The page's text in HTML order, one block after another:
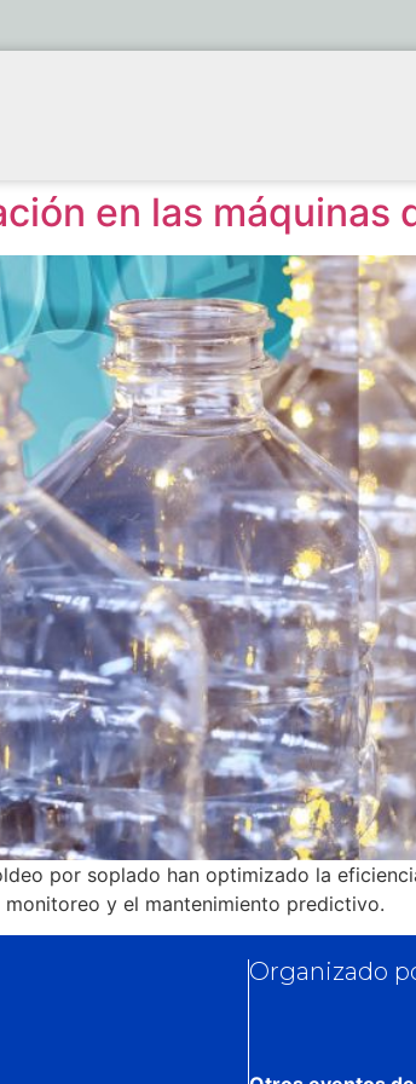
en las máquinas
por soplado han optimizado la
y el mantenimiento predictivo.
Organizado